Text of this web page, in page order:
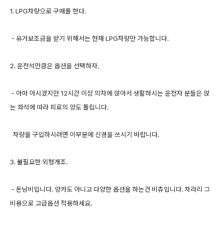
1. LPG차량으로 구매를 한다.
- 유가보조금을 받기 위해서는 현재 LPG차량만 가능합니다.
2. 운전석만큼은 옵션을 선택하자.
- 아마 아시겠지만 12시간 이상 의자에 앉아서 생활하시는 운전자 분들은 앉
는 좌석에 따라 피로의 양도 틀립니다.
차량을 구입하시려면 이부분에 신경을 쓰시기 바랍니다.
3. 불필요한 외형개조.
- 돈낭비입니다. 양카도 아니고 다양한 옵션을 하는건 비츄입니다. 차라리 그
비용으로 고급옵션 적용하세요.